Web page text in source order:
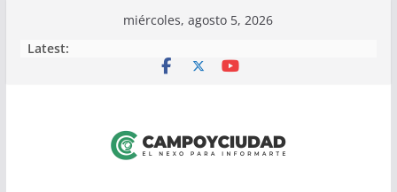
miércoles, agosto 5, 2026
Latest: